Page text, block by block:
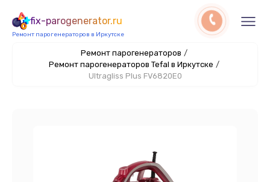
fix-parogenerator.ru
Ремонт парогенераторов в Иркутске
Ремонт парогенераторов /
Ремонт парогенераторов Tefal в Иркутске /
Ultragliss Plus FV6820E0